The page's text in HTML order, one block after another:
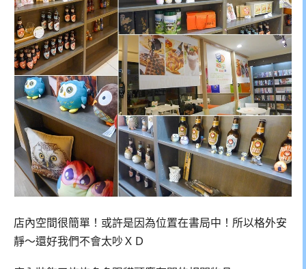
店內空間很簡單！或許是因為位置在書局中！所以格外安
靜～還好我們不會太吵ＸＤ